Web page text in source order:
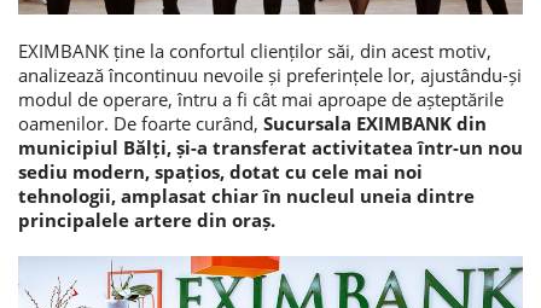
EXIMBANK ține la confortul clienților săi, din acest motiv,
analizează încontinuu nevoile și preferințele lor, ajustându-și
modul de operare, întru a fi cât mai aproape de așteptările
oamenilor. De foarte curând, Sucursala EXIMBANK din
municipiul Bălți, și-a transferat activitatea într-un nou
sediu modern, spațios, dotat cu cele mai noi
tehnologii, amplasat chiar în nucleul uneia dintre
principalele artere din oraș.